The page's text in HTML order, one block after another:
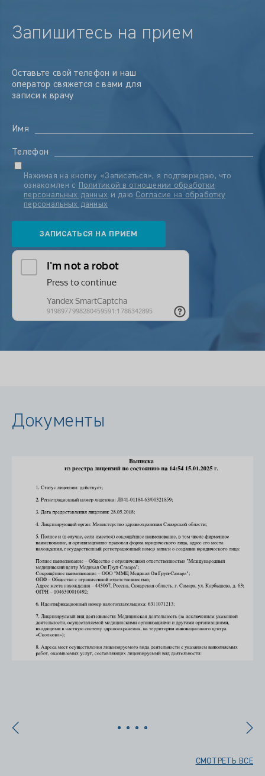
Запишитесь на прием
Оставьте свой телефон и наш
оператор свяжется с вами для
записи к врачу
Имя
Телефон
Нажимая на кнопку «Записаться», я подтверждаю, что
ознакомлен с Политикой в отношении обработки
персональных данных и даю Согласие на обработку
персональных данных
Документы
СМОТРЕТЬ ВСЕ